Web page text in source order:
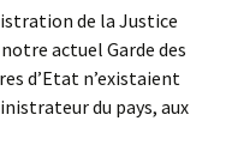
de la Justice
actuel Garde des
d’Etat n’existaient
du pays, aux